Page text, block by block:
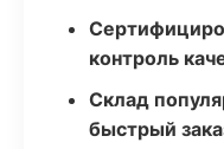
контроль
Склад
быстрый